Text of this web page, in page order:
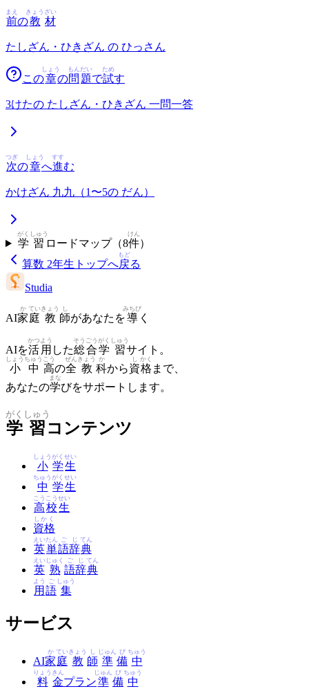
前
まえ
の教
きょう
材
ざい
たしざん・ひきざん の ひっさん
この章
しょう
の問
もん
題
だい
で試
ため
す
3けたの たしざん・ひきざん 一問一答
次
つぎ
の章
しょう
へ進
すす
む
かけざん 九九（1〜5の だん）
学
がく
習
しゅう
ロードマップ（8件
けん
）
算数 2年生 トップへ戻
もど
る
Studia
AI家
か
庭
てい
教
きょう
師
し
があなたを導
みちび
く
AIを活
かつ
用
よう
した総
そう
合
ごう
学
がく
習
しゅう
サイト。
小
しょう
中
ちゅう
高
こう
の全
ぜん
教
きょう
科
か
から資
し
格
かく
まで、
あなたの学
まな
びをサポートします。
学
がく
習
しゅう
コンテンツ
小
しょう
学
がく
生
せい
中
ちゅう
学
がく
生
せい
高
こう
校
こう
生
せい
資格
しかく
英
えい
単
たん
語
ご
辞
じ
典
てん
英
えい
熟
じゅく
語
ご
辞
じ
典
てん
用
よう
語
ご
集
しゅう
サービス
AI家
か
庭
てい
教
きょう
師
し
準
じゅん
備
び
中
ちゅう
料
りょう
金
きん
プラン準
じゅん
備
び
中
ちゅう